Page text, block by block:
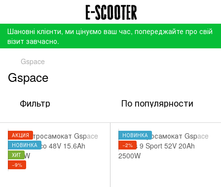
Шановні клієнти, ми цінуємо ваш час, попереджайте про свій
візит завчасно.
Gspace
Gspace
Фильтр По популярности
АКЦИЯ
НОВИНКА
ХИТ
−9%
НОВИНКА
−2%